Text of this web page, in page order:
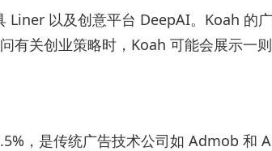
Liner 以及创意平台 DeepAI。Koah
关创业策略时，Koah 可能会展示一
，是传统广告技术公司如 Admob 和